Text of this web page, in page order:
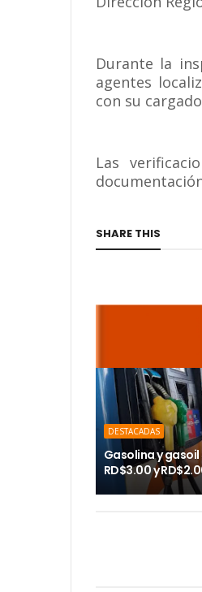
Durante la
agentes
con su
Las
SHARE THIS
DESTACADAS
Gasolina y gasoil
RD$3.00 y